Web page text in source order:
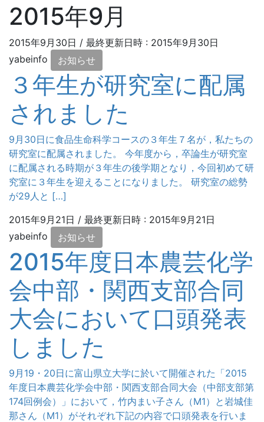
2015年9月
2015年9月30日 / 最終更新日時 : 2015年9月30日
yabeinfo
お知らせ
３年生が研究室に配属
されました
9月30日に食品生命科学コースの３年生７名が，私たちの
研究室に配属されました。 今年度から，卒論生が研究室
に配属される時期が３年生の後学期となり，今回初めて研
究室に３年生を迎えることになりました。 研究室の総勢
が29人と […]
2015年9月21日 / 最終更新日時 : 2015年9月21日
yabeinfo
お知らせ
2015年度日本農芸化学
会中部・関西支部合同
大会において口頭発表
しました
9月19・20日に富山県立大学に於いて開催された「2015
年度日本農芸化学会中部・関西支部合同大会（中部支部第
174回例会）」において，竹内まい子さん（M1）と岩城佳
那さん（M1）がそれぞれ下記の内容で口頭発表を行いま